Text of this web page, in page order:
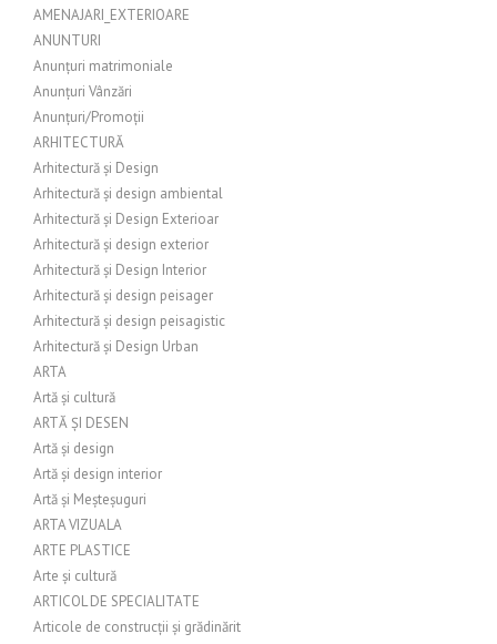
AMENAJARI_EXTERIOARE
ANUNTURI
Anunțuri matrimoniale
Anunțuri Vânzări
Anunțuri/Promoții
ARHITECTURĂ
Arhitectură și Design
Arhitectură și design ambiental
Arhitectură și Design Exterioar
Arhitectură și design exterior
Arhitectură și Design Interior
Arhitectură și design peisager
Arhitectură și design peisagistic
Arhitectură și Design Urban
ARTA
Artă și cultură
ARTĂ ȘI DESEN
Artă și design
Artă și design interior
Artă și Meșteșuguri
ARTA VIZUALA
ARTE PLASTICE
Arte și cultură
ARTICOL DE SPECIALITATE
Articole de construcții și grădinărit